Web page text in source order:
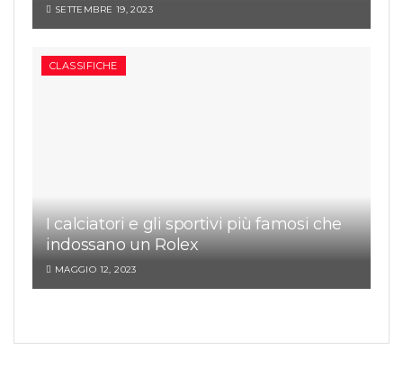
SETTEMBRE 19, 2023
CLASSIFICHE
I calciatori e gli sportivi più famosi che
indossano un Rolex
MAGGIO 12, 2023